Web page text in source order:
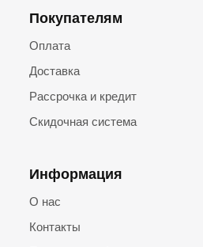
Покупателям
Оплата
Доставка
Рассрочка и кредит
Скидочная система
Информация
О нас
Контакты